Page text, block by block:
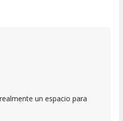
un espacio para